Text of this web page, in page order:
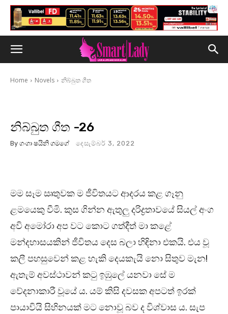
Home Novels නිබ්බුත ගීත
නිබ්බුත ගීත -26
By ගංගා ෂයිනි ගමගේ දෙසැම්බර් 3, 2022
මම සෑම ඍතුවක ම ජීවිතයට ආදරය කළ ගෑනු
ළමයෙකු වීමි. කුස ගින්න ඇතුලු දරිද්‍රතාවයේ සියල් අංග
අවි අමෝරා අප වට කොට ගත්දීත් මා කළේ
මන්දහාසයකින් ජීවිතය දෙස බලා හිඳිනා එකයි. එය වූ
කලී පහසුවෙන් කළ හැකි දෙයකැයි නො සිතුව මැන!
ඇතැම් අවස්ථාවන් කටු ඉඹුලේ යනවා සේ ම
වේදනාකාරී වූයේ ය. යම් කිසි දවසක අපටත් ඉරක්
පායාවියි සිහිනයක් මට නොවූ බව ද විශ්වාස ය. සැප